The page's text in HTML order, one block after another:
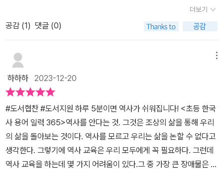
더보기
공감 (1) 댓글 (0)
하하하 2023-12-20
#도서협찬 #도서지원 하루 5분이면 역사가 쉬워집니다! <초등 한국
사 용어 일력 365>역사를 안다는 것. 그것은 조상의 삶을 통해 우리
의 삶을 돌아보는 것이다. 역사를 모르고 우리는 삶을 논할 수 없다고
생각한다. 그렇기에 역사 교육은 우리 모두에게 꼭 필요하다. 그런데
역사 교육을 하는데 몇 가지 어려움이 있다.그 중 가장 큰 장애물은 용